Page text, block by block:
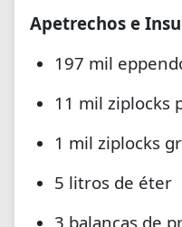
Apetrechos e
197 mil
11 mil ziplocks
1 mil ziplocks
5 litros de éter
3 balanças de